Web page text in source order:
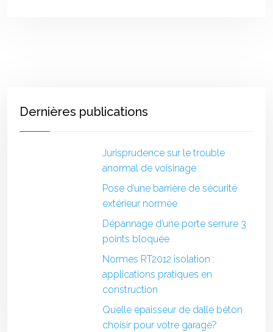
Dernières publications
Jurisprudence sur le trouble
anormal de voisinage
Pose d’une barrière de sécurité
extérieur normée
Dépannage d’une porte serrure 3
points bloquée
Normes RT2012 isolation :
applications pratiques en
construction
Quelle épaisseur de dalle béton
choisir pour votre garage?